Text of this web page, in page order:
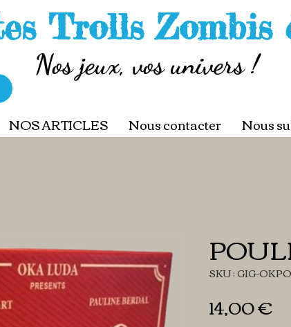
Trolls Zombis
Nos jeux, vos univers !
NOS ARTICLES Nous contacter Nous
SKU : GIG-
14,00 €